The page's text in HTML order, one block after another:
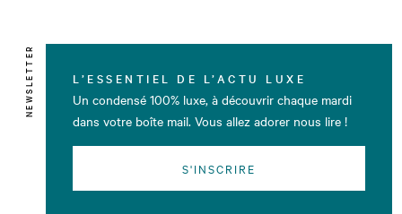
NEWSLETTER L’ESSENTIEL DE L’ACTU LUXE
Un condensé 100% luxe, à découvrir chaque mardi
dans votre boîte mail. Vous allez adorer nous lire !
S'INSCRIRE